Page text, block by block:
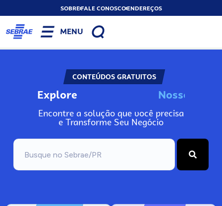
SOBREFALE CONOSCOENDEREÇOS
MENU
CONTEÚDOS GRATUITOS
Explore Nos
Encontre a solução que você precisa
e Transforme Seu Negócio